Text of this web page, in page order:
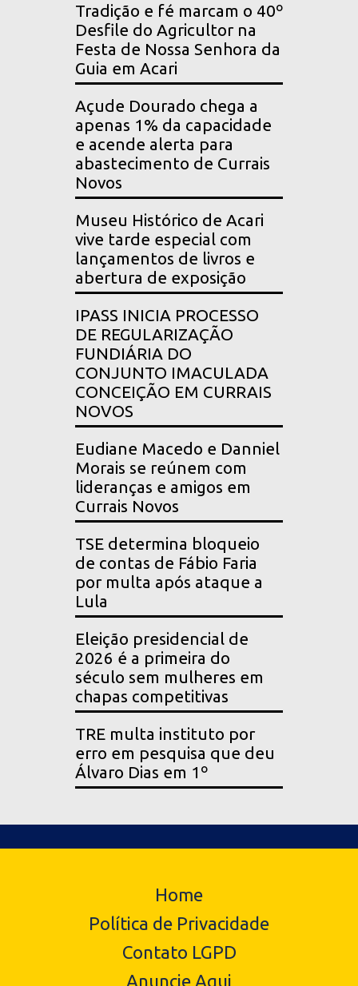
Tradição e fé marcam o 40º
Desfile do Agricultor na
Festa de Nossa Senhora da
Guia em Acari
Açude Dourado chega a
apenas 1% da capacidade
e acende alerta para
abastecimento de Currais
Novos
Museu Histórico de Acari
vive tarde especial com
lançamentos de livros e
abertura de exposição
IPASS INICIA PROCESSO
DE REGULARIZAÇÃO
FUNDIÁRIA DO
CONJUNTO IMACULADA
CONCEIÇÃO EM CURRAIS
NOVOS
Eudiane Macedo e Danniel
Morais se reúnem com
lideranças e amigos em
Currais Novos
TSE determina bloqueio
de contas de Fábio Faria
por multa após ataque a
Lula
Eleição presidencial de
2026 é a primeira do
século sem mulheres em
chapas competitivas
TRE multa instituto por
erro em pesquisa que deu
Álvaro Dias em 1º
Home
Política de Privacidade
Contato LGPD
Anuncie Aqui